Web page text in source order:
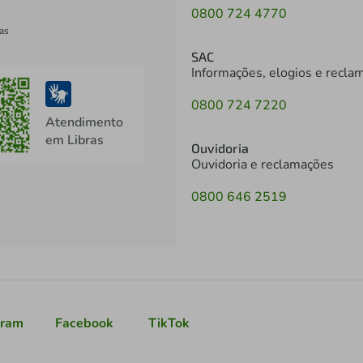
Atendimento
em Libras
0800 724 4770
SAC
Informações, elogios e
0800 724 7220
Ouvidoria
Ouvidoria e reclamações
0800 646 2519
Facebook TikTok